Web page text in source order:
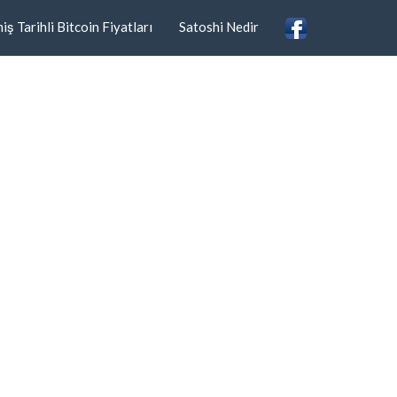
Tarihli Bitcoin Fiyatları Satoshi Nedir